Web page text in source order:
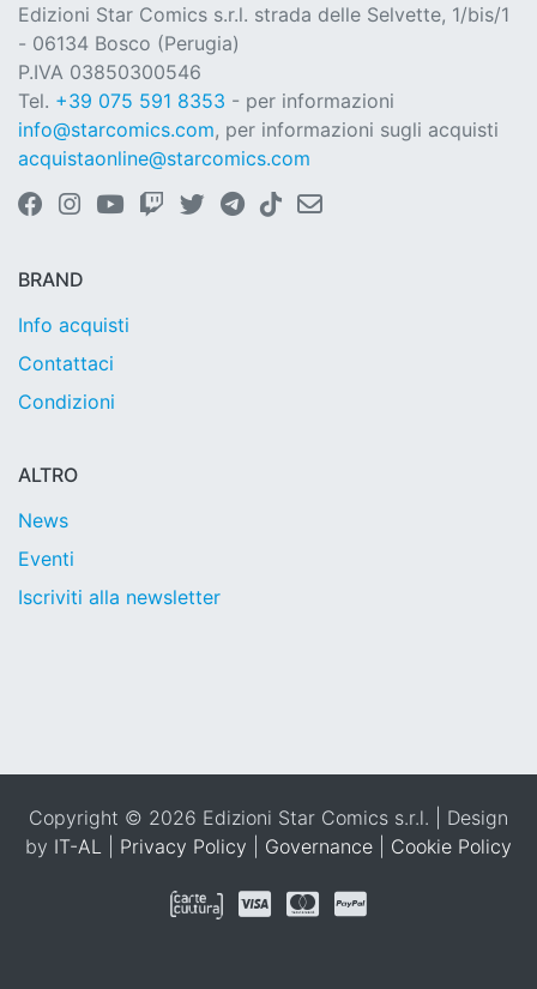
Edizioni Star Comics s.r.l. strada delle Selvette, 1/bis/1
- 06134 Bosco (Perugia)
P.IVA 03850300546
Tel. +39 075 591 8353 - per informazioni
info@starcomics.com, per informazioni sugli acquisti
acquistaonline@starcomics.com
BRAND
Info acquisti
Contattaci
Condizioni
ALTRO
News
Eventi
Iscriviti alla newsletter
Copyright © 2026 Edizioni Star Comics s.r.l. | Design
by IT-AL Privacy Policy Governance Cookie Policy